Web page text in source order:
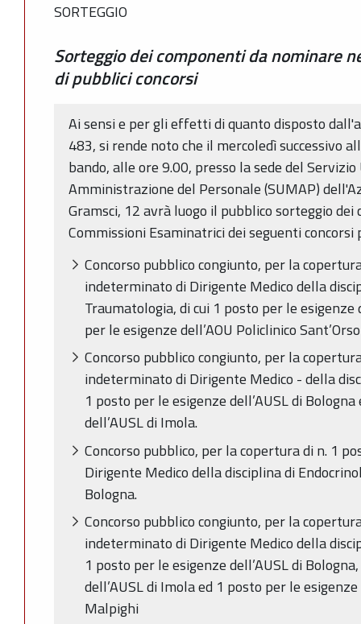
SORTEGGIO
Sorteggio dei componenti da nominare
di pubblici concorsi
Ai sensi e per gli effetti di quanto disposto
483, si rende noto che il mercoledì successivo
bando, alle ore 9.00, presso la sede del
Amministrazione del Personale (SUMAP)
Gramsci, 12 avrà luogo il pubblico sorteggio
Commissioni Esaminatrici dei seguenti
Concorso pubblico congiunto, per la
indeterminato di Dirigente Medico della
Traumatologia, di cui 1 posto per le esigenze
per le esigenze dell’AOU Policlinico
Concorso pubblico congiunto, per la
indeterminato di Dirigente Medico - della
1 posto per le esigenze dell’AUSL di
dell’AUSL di Imola.
Concorso pubblico, per la copertura di n. 1
Dirigente Medico della disciplina di
Bologna.
Concorso pubblico congiunto, per la
indeterminato di Dirigente Medico della
1 posto per le esigenze dell’AUSL di
dell’AUSL di Imola ed 1 posto per le
Malpighi